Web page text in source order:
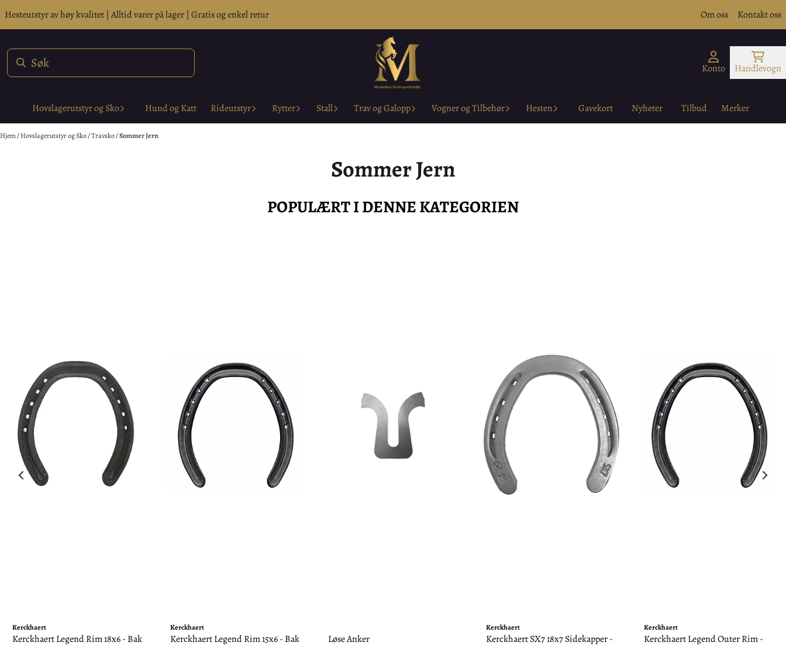
Hopp til innhold
Hesteutstyr av høy kvalitet | Alltid varer på lager | Gratis og enkel retur Om oss Kontakt oss
Konto Handlevogn
Hovslagerutstyr og Sko Hund og Katt Rideutstyr Rytter Stall Trav og Galopp Vogner og Tilbehør Hesten Gavekort Nyheter Tilbud Merker
Hjem/Hovslagerutstyr og Sko/Travsko/Sommer Jern
Sommer Jern
POPULÆRT I DENNE KATEGORIEN
Kerckhaert
Kerckhaert Legend Rim 18x6 - Bak
Kerckhaert
Kerckhaert Legend Rim 15x6 - Bak Løse Anker
Kerckhaert
Kerckhaert SX7 18x7 Sidekapper -
Kerckhaert
Kerckhaert Legend Outer Rim -